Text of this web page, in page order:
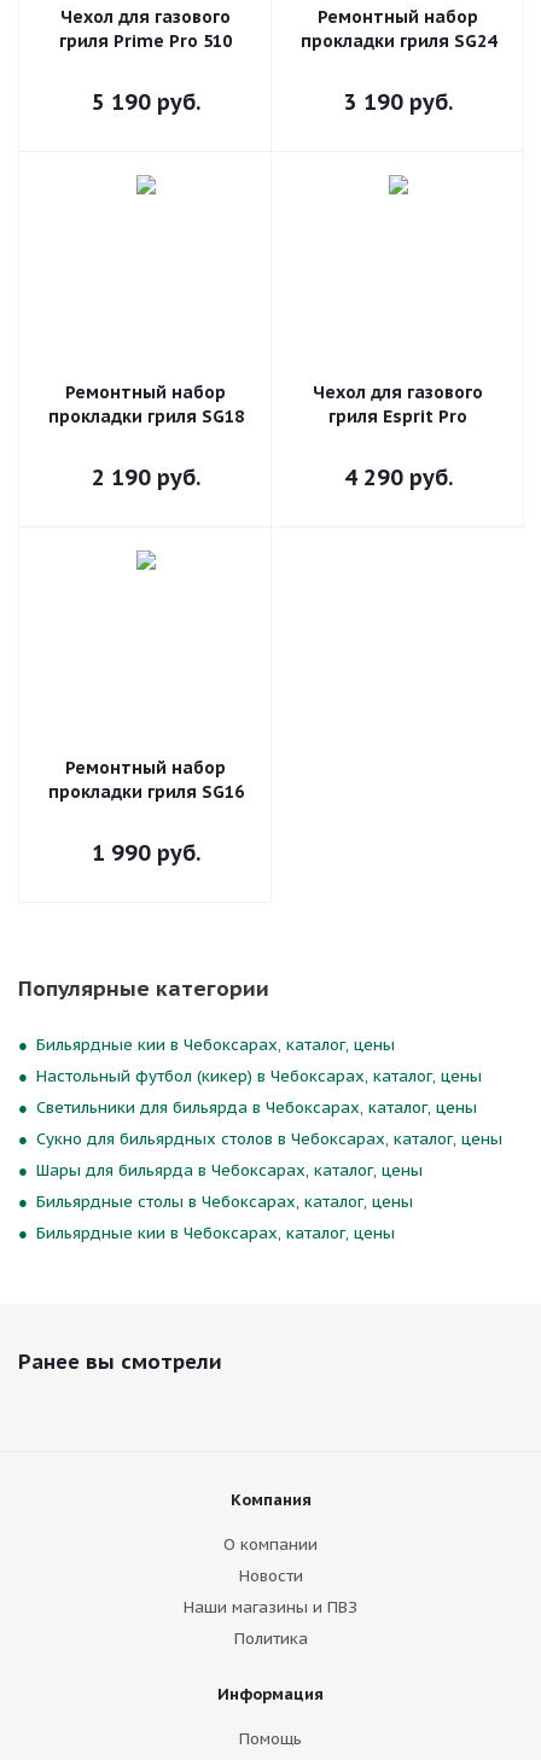
Чехол для газового
гриля Prime Pro 510
5 190руб.
Ремонтный набор
прокладки гриля SG24
3 190руб.
Ремонтный набор
прокладки гриля SG18
2 190руб.
Чехол для газового
гриля Esprit Pro
4 290руб.
Ремонтный набор
прокладки гриля SG16
1 990руб.
Популярные категории
Бильярдные кии в Чебоксарах, каталог, цены
Настольный футбол (кикер) в Чебоксарах, каталог, цены
Светильники для бильярда в Чебоксарах, каталог, цены
Сукно для бильярдных столов в Чебоксарах, каталог, цены
Шары для бильярда в Чебоксарах, каталог, цены
Бильярдные столы в Чебоксарах, каталог, цены
Бильярдные кии в Чебоксарах, каталог, цены
Ранее вы смотрели
Компания
О компании
Новости
Наши магазины и ПВЗ
Политика
Информация
Помощь